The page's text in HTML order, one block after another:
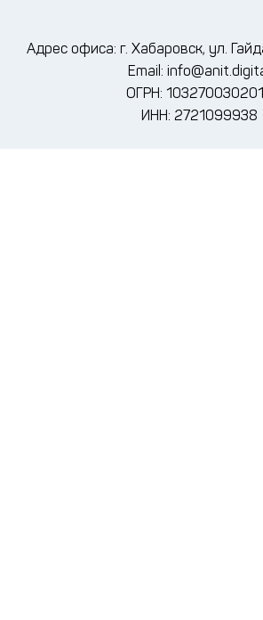
Адрес офиса: г. Хабаровск, ул.
Email:
ОГРН:
ИНН: 2721099938